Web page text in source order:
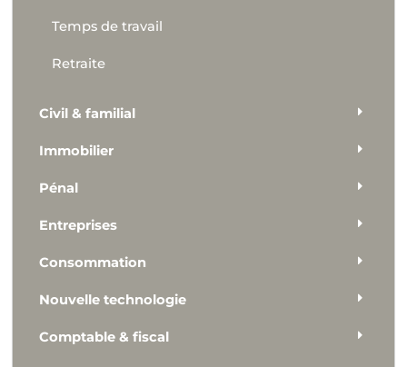
Temps de travail
Retraite
Civil & familial
Immobilier
Pénal
Entreprises
Consommation
Nouvelle technologie
Comptable & fiscal